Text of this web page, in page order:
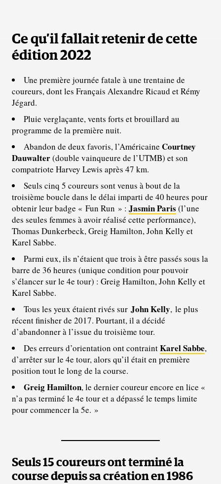
Ce qu’il fallait retenir de cette
édition 2022
Une première journée fatale à une trentaine de
coureurs, dont les Français Alexandre Ricaud et Rémy
Jégard.
Pluie verglaçante, vents forts et brouillard au
programme de la première nuit.
Abandon de deux favoris, l’Américaine Courtney
Dauwalter(double vainqueure de l’UTMB) et son
compatriote Harvey Lewis après 47 km.
Seuls cinq 5 coureurs sont venus à bout de la
troisième boucle dans le délai imparti de 40 heures pour
obtenir leur badge « Fun Run » : Jasmin Paris (l’une
des seules femmes à avoir réalisé cette performance),
Thomas Dunkerbeck, Greig Hamilton, John Kelly et
Karel Sabbe.
Parmi eux, ils n’étaient que trois à être passés sous la
barre de 36 heures (unique condition pour pouvoir
s’élancer sur le 4e tour) : Greig Hamilton, John Kelly et
Karel Sabbe.
Tous les yeux étaient rivés sur John Kelly, le plus
récent finisher de 2017. Pourtant, il a décidé
d’abandonner à l’issue du troisième tour.
Des erreurs d’orientation ont contraintKarel Sabbe,
d’arrêter sur le 4e tour, alors qu’il était en première
position tout le long de la course.
Greig Hamilton, le dernier coureur encore en lice «
n’a pas terminé le 4e tour et a dépassé le temps limite
pour commencer la 5e. »
Seuls 15 coureurs ont terminé la
course depuis sa création en 1986